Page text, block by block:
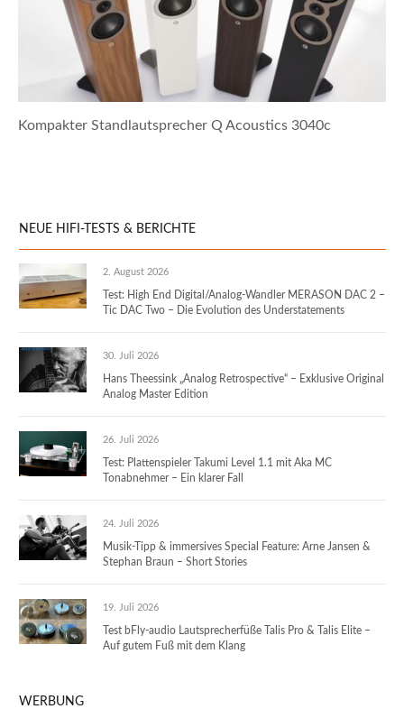
Kompakter Standlautsprecher Q Acoustics 3040c
NEUE HIFI-TESTS & BERICHTE
2. August 2026
Test: High End Digital/Analog-Wandler MERASON DAC 2 –
Tic DAC Two – Die Evolution des Understatements
30. Juli 2026
Hans Theessink „Analog Retrospective“ – Exklusive Original
Analog Master Edition
26. Juli 2026
Test: Plattenspieler Takumi Level 1.1 mit Aka MC
Tonabnehmer – Ein klarer Fall
24. Juli 2026
Musik-Tipp & immersives Special Feature: Arne Jansen &
Stephan Braun – Short Stories
19. Juli 2026
Test bFly-audio Lautsprecherfüße Talis Pro & Talis Elite –
Auf gutem Fuß mit dem Klang
WERBUNG